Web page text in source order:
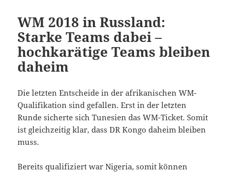
WM 2018 in Russland:
Starke Teams dabei –
hochkarätige Teams bleiben
daheim
Die letzten Entscheide in der afrikanischen WM-
Qualifikation sind gefallen. Erst in der letzten
Runde sicherte sich Tunesien das WM-Ticket. Somit
ist gleichzeitig klar, dass DR Kongo daheim bleiben
muss.
Bereits qualifiziert war Nigeria, somit können